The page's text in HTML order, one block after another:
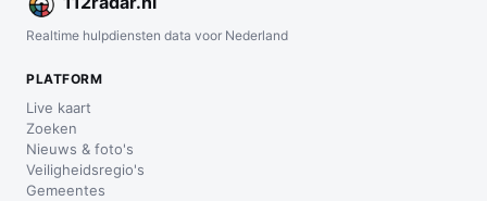
Realtime hulpdiensten data voor Nederland
PLATFORM
Live kaart
Zoeken
Nieuws & foto's
Veiligheidsregio's
Gemeentes